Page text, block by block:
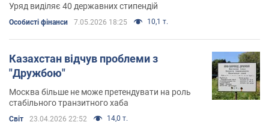
Уряд виділяє 40 державних стипендій
Особисті фінанси 7.05.2026 18:25 10,1 т.
Казахстан відчув проблеми з
"Дружбою"
Москва більше не може претендувати на роль
стабільного транзитного хаба
Світ 23.04.2026 22:52 14,0 т.